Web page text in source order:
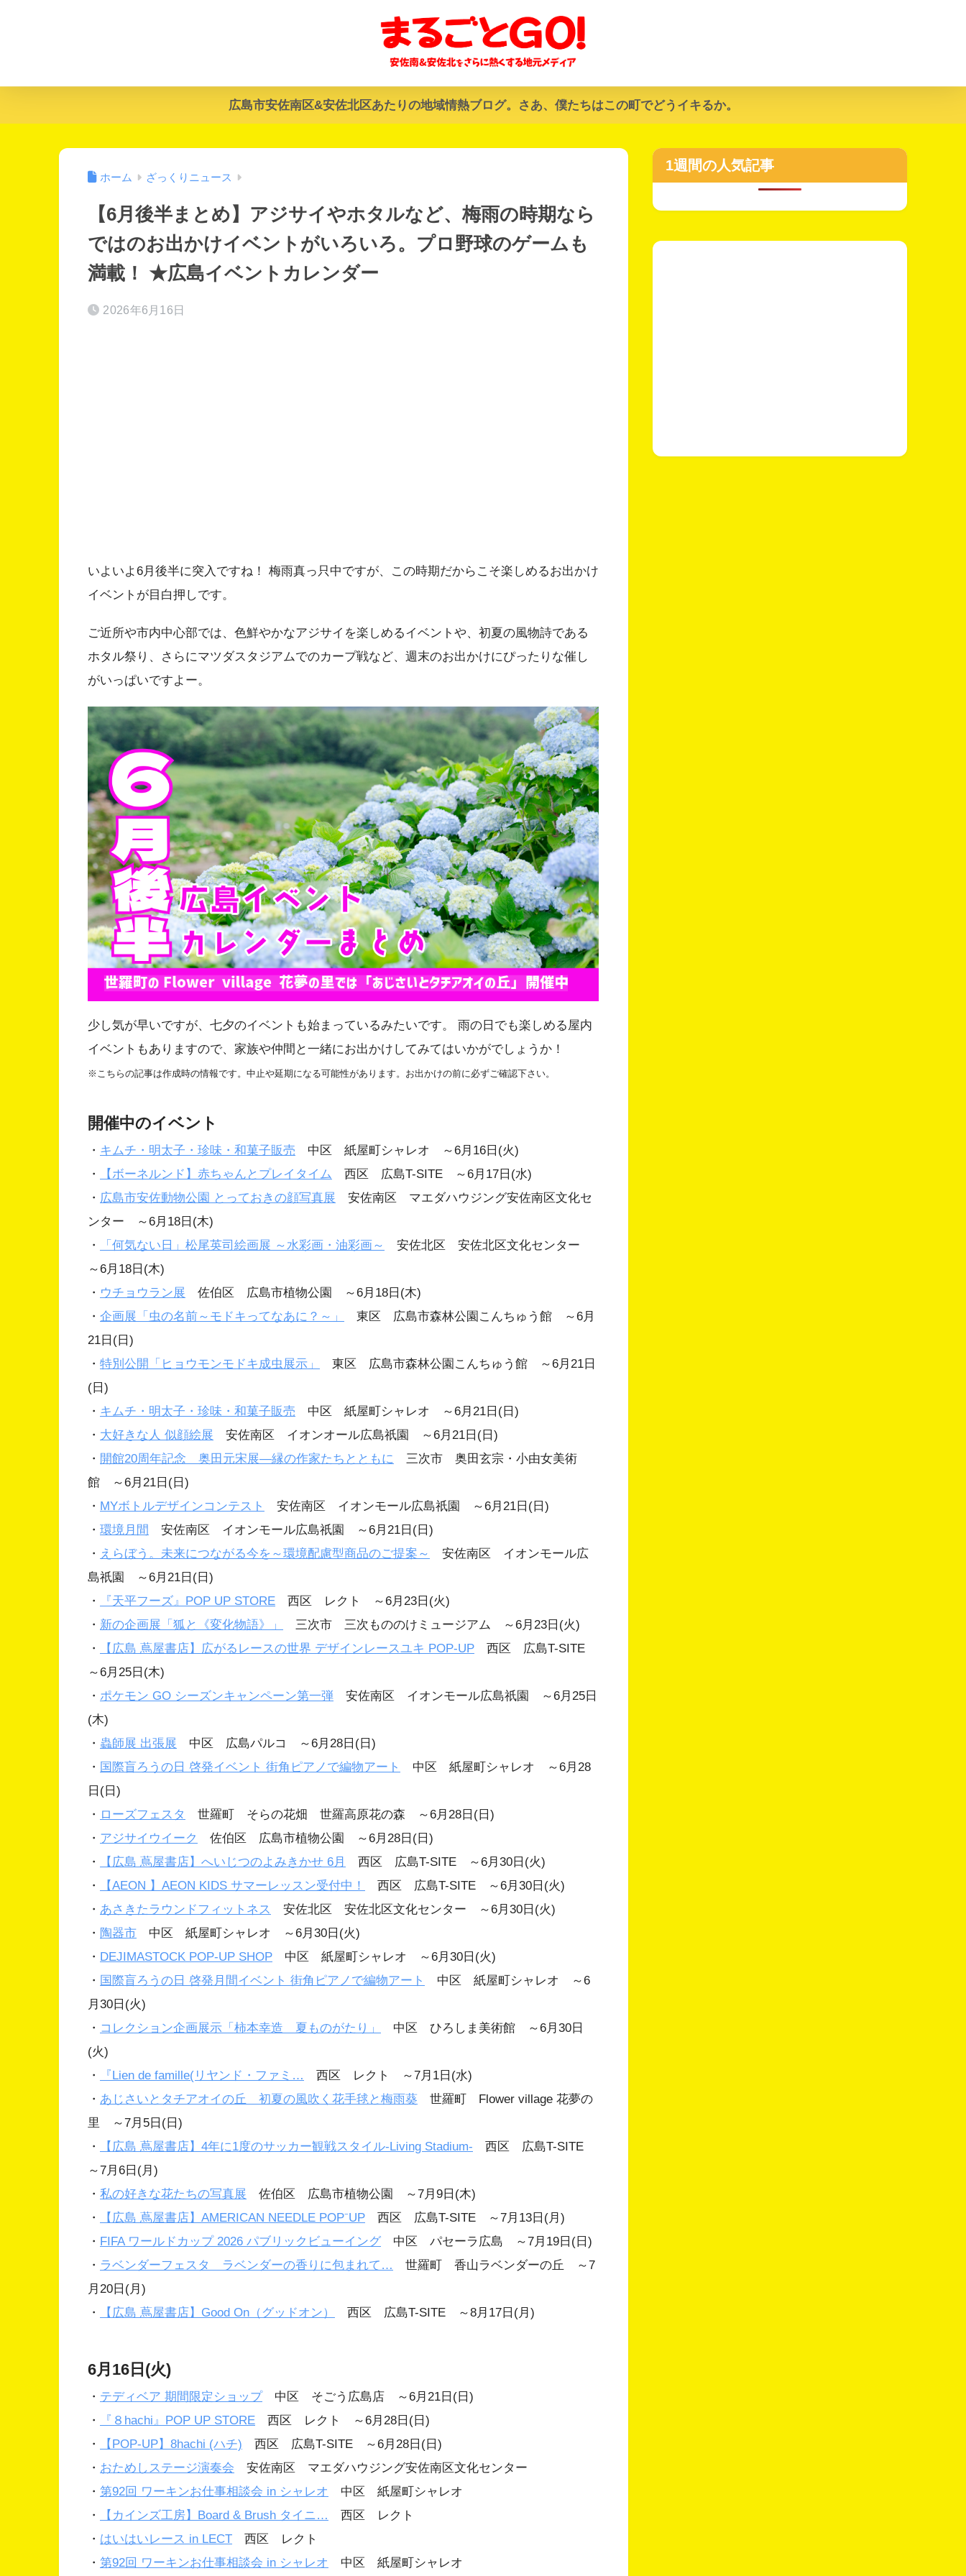
広島市安佐南区&安佐北区あたりの地域情熱ブログ。さあ、僕たちはこの町でどうイキるか。
ホーム ざっくりニュース
【6月後半まとめ】アジサイやホタルなど、梅雨の時期なら
ではのお出かけイベントがいろいろ。プロ野球のゲームも
満載！ ★広島イベントカレンダー
2026年6月16日
いよいよ6月後半に突入ですね！ 梅雨真っ只中ですが、この時期だからこそ楽しめるお出かけ
イベントが目白押しです。
ご近所や市内中心部では、色鮮やかなアジサイを楽しめるイベントや、初夏の風物詩である
ホタル祭り、さらにマツダスタジアムでのカープ戦など、週末のお出かけにぴったりな催し
がいっぱいですよー。
少し気が早いですが、七夕のイベントも始まっているみたいです。 雨の日でも楽しめる屋内
イベントもありますので、家族や仲間と一緒にお出かけしてみてはいかがでしょうか！
※こちらの記事は作成時の情報です。中止や延期になる可能性があります。お出かけの前に必ずご確認下さい。
開催中のイベント
・ キムチ・明太子・珍味・和菓子販売 中区 紙屋町シャレオ ～6月16日(火)
・
【ボーネルンド】赤ちゃんとプレイタイム 西区 広島T-SITE ～6月17日(水)
・ 広島市安佐動物公園 とっておきの顔写真展 安佐南区 マエダハウジング安佐南区文化セ
ンター ～6月18日(木)
・
「何気ない日」松尾英司絵画展 ～水彩画・油彩画～
安佐北区 安佐北区文化センター
～6月18日(木)
・ ウチョウラン展 佐伯区 広島市植物公園 ～6月18日(木)
・ 企画展「虫の名前～モドキってなあに？～」
東区 広島市森林公園こんちゅう館 ～6月
21日(日)
・ 特別公開「ヒョウモンモドキ成虫展示」
東区 広島市森林公園こんちゅう館 ～6月21日
(日)
・ キムチ・明太子・珍味・和菓子販売 中区 紙屋町シャレオ ～6月21日(日)
・ 大好きな人 似顔絵展 安佐南区 イオンオール広島祇園 ～6月21日(日)
・ 開館20周年記念 奥田元宋展―縁の作家たちとともに 三次市 奥田玄宗・小由女美術
館 ～6月21日(日)
・ MYボトルデザインコンテスト
安佐南区 イオンモール広島祇園 ～6月21日(日)
・ 環境月間
安佐南区 イオンモール広島祇園 ～6月21日(日)
・ えらぼう。未来につながる今を～環境配慮型商品のご提案～
安佐南区 イオンモール広
島祇園 ～6月21日(日)
・
『天平フーズ』POP UP STORE 西区 レクト ～6月23日(火)
・ 新の企画展「狐と《変化物語》」
三次市 三次もののけミュージアム ～6月23日(火)
・
【広島 蔦屋書店】広がるレースの世界 デザインレースユキ POP-UP 西区 広島T-SITE
～6月25日(木)
・ ポケモン GO シーズンキャンペーン第一弾 安佐南区 イオンモール広島祇園 ～6月25日
(木)
・ 蟲師展 出張展 中区 広島パルコ ～6月28日(日)
・ 国際盲ろうの日 啓発イベント 街角ピアノで編物アート
中区 紙屋町シャレオ ～6月28
日(日)
・ ローズフェスタ
世羅町 そらの花畑 世羅高原花の森 ～6月28日(日)
・ アジサイウイーク
佐伯区 広島市植物公園 ～6月28日(日)
・
【広島 蔦屋書店】へいじつのよみきかせ 6月
西区 広島T-SITE ～6月30日(火)
・
【AEON 】AEON KIDS サマーレッスン受付中！
西区 広島T-SITE ～6月30日(火)
・ あさきたラウンドフィットネス
安佐北区 安佐北区文化センター ～6月30日(火)
・ 陶器市 中区 紙屋町シャレオ ～6月30日(火)
・ DEJIMASTOCK POP-UP SHOP 中区 紙屋町シャレオ ～6月30日(火)
・ 国際盲ろうの日 啓発月間イベント 街角ピアノで編物アート
中区 紙屋町シャレオ ～6
月30日(火)
・ コレクション企画展示「柿本幸造 夏ものがたり」
中区 ひろしま美術館 ～6月30日
(火)
・
『Lien de famille(リヤンド・ファミ…
西区 レクト ～7月1日(水)
・ あじさいとタチアオイの丘 初夏の風吹く花手毬と梅雨葵 世羅町 Flower village 花夢の
里 ～7月5日(日)
・
【広島 蔦屋書店】4年に1度のサッカー観戦スタイル-Living Stadium- 西区 広島T-SITE
～7月6日(月)
・ 私の好きな花たちの写真展 佐伯区 広島市植物公園 ～7月9日(木)
・
【広島 蔦屋書店】AMERICAN NEEDLE POP⁻UP 西区 広島T-SITE ～7月13日(月)
・ FIFA ワールドカップ 2026 パブリックビューイング 中区 パセーラ広島 ～7月19日(日)
・ ラベンダーフェスタ ラベンダーの香りに包まれて…
世羅町 香山ラベンダーの丘 ～7
月20日(月)
・
【広島 蔦屋書店】Good On（グッドオン） 西区 広島T-SITE ～8月17日(月)
6月16日(火)
・ テディベア 期間限定ショップ中区 そごう広島店 ～6月21日(日)
・
『８hachi』POP UP STORE 西区 レクト ～6月28日(日)
・
【POP-UP】8hachi (ハチ) 西区 広島T-SITE ～6月28日(日)
・ おためしステージ演奏会 安佐南区 マエダハウジング安佐南区文化センター
・ 第92回 ワーキンお仕事相談会 in シャレオ
中区 紙屋町シャレオ
・
【カインズ工房】Board & Brush タイニ…
西区 レクト
・ はいはいレース in LECT 西区 レクト
・ 第92回 ワーキンお仕事相談会 in シャレオ 中区 紙屋町シャレオ
1週間の人気記事